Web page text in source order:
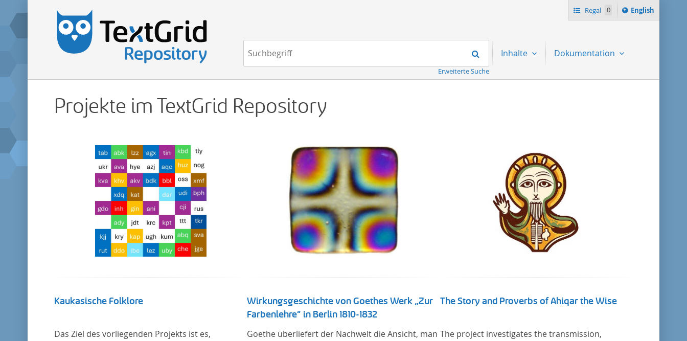
Regal 0
Switch
language
English
Navigation Suchen
Erweiterte Suche
Inhalte Dokumentation
Projekte im TextGrid Repository
Kaukasische Folklore
Das Ziel des vorliegenden Projekts ist es,
Wirkungsgeschichte von Goethes Werk „Zur
Farbenlehre“ in Berlin 1810-1832
Goethe überliefert der Nachwelt die Ansicht, man
The Story and Proverbs of Ahiqar the Wise
The project investigates the transmission,